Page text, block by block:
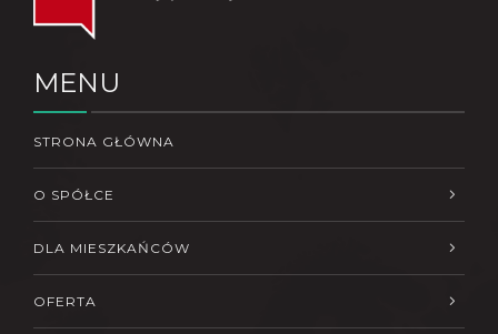
MENU
STRONA GŁÓWNA
O SPÓŁCE
DLA MIESZKAŃCÓW
OFERTA